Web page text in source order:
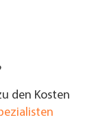
den Kosten